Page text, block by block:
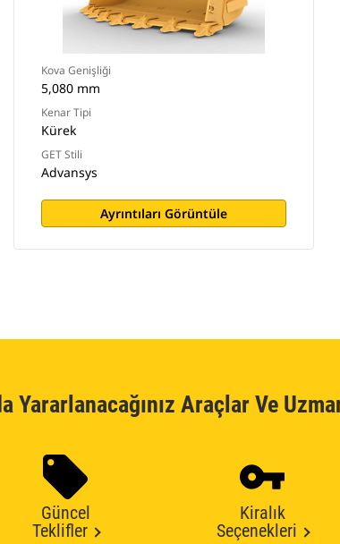
Kova Genişliği
5,080 mm
Kenar Tipi
Kürek
GET Stili
Advansys
Ayrıntıları Görüntüle
Yararlanacağınız Araçlar Ve
Güncel
Teklifler
Kiralık
Seçenekleri